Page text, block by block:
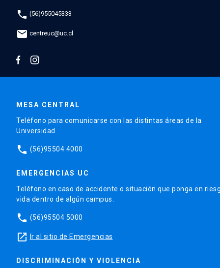
phone (56)955045333
mail centreuc@uc.cl
MESA CENTRAL
Teléfono para comunicarse con las distintas áreas de la
Universidad.
phone (56)95504 4000
EMERGENCIAS UC
Teléfono en caso de accidente o situación que ponga en
vida dentro de algún campus.
phone (56)95504 5000
launch Ir al sitio de Emergencias
DISCRIMINACIÓN Y VIOLENCIA